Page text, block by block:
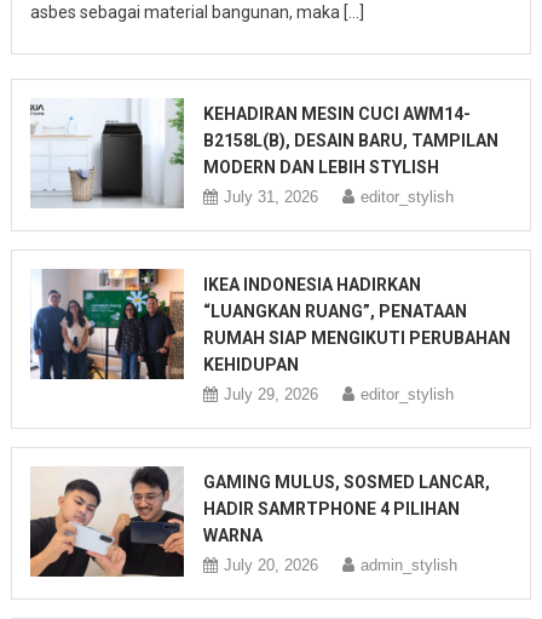
asbes sebagai material bangunan, maka […]
KEHADIRAN MESIN CUCI AWM14-
B2158L(B), DESAIN BARU, TAMPILAN
MODERN DAN LEBIH STYLISH
July 31, 2026 editor_stylish
IKEA INDONESIA HADIRKAN
“LUANGKAN RUANG”, PENATAAN
RUMAH SIAP MENGIKUTI PERUBAHAN
KEHIDUPAN
July 29, 2026 editor_stylish
GAMING MULUS, SOSMED LANCAR,
HADIR SAMRTPHONE 4 PILIHAN
WARNA
July 20, 2026 admin_stylish